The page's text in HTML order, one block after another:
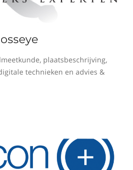
plaatsbeschrijving,
technieken en advies &